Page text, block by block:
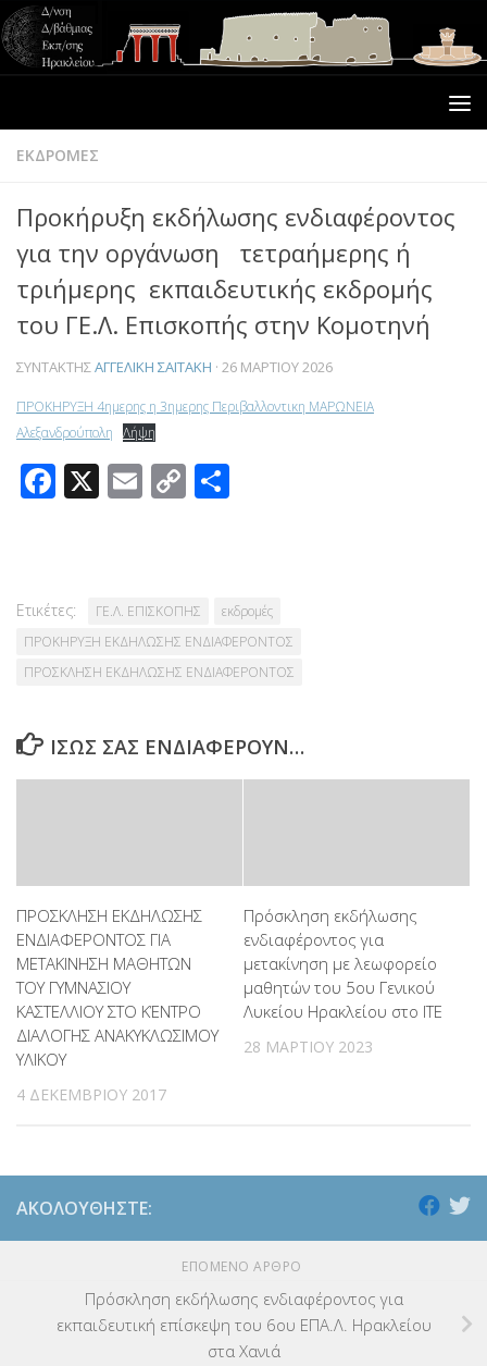
ΕΚΔΡΟΜΕΣ
Προκήρυξη εκδήλωσης ενδιαφέροντος
για την οργάνωση τετραήμερης ή
τριήμερης εκπαιδευτικής εκδρομής
του ΓΕ.Λ. Επισκοπής στην Κομοτηνή
ΣΥΝΤΆΚΤΗΣΑΓΓΕΛΙΚΉ ΣΑΪΤΆΚΗ · 26 ΜΑΡΤΊΟΥ 2026
ΠΡΟΚΗΡΥΞΗ 4ημερης η 3ημερης Περιβαλλοντικη ΜΑΡΩΝΕΙΑ
Αλεξανδρούπολη Λήψη
Facebook
X Email
Copy
Ετικέτες: ΓΕ.Λ. ΕΠΙΣΚΟΠΗΣ
εκδρομές
ΠΡΟΚΗΡΥΞΗ ΕΚΔΗΛΩΣΗΣ ΕΝΔΙΑΦΕΡΟΝΤΟΣ
ΠΡΟΣΚΛΗΣΗ ΕΚΔΗΛΩΣΗΣ ΕΝΔΙΑΦΕΡΟΝΤΟΣ
ΊΣΩΣ ΣΑΣ ΕΝΔΙΑΦΈΡΟΥΝ…
ΠΡΟΣΚΛΗΣΗ ΕΚΔΗΛΩΣΗΣ
ΕΝΔΙΑΦΕΡΟΝΤΟΣ ΓΙΑ
ΜΕΤΑΚΙΝΗΣΗ ΜΑΘΗΤΩΝ
ΤΟΥ ΓΥΜΝΑΣΙΟΥ
ΚΑΣΤΕΛΛΙΟΥ ΣΤΟ ΚΈΝΤΡΟ
ΔΙΑΛΟΓΗΣ ΑΝΑΚΥΚΛΩΣΙΜΟΥ
ΥΛΙΚΟΥ
4 ΔΕΚΕΜΒΡΊΟΥ 2017
Πρόσκληση εκδήλωσης
ενδιαφέροντος για
μετακίνηση με λεωφορείο
μαθητών του 5ου Γενικού
Λυκείου Ηρακλείου στο ΙΤΕ
28 ΜΑΡΤΊΟΥ 2023
ΑΚΟΛΟΥΘΉΣΤΕ:
ΕΠΌΜΕΝΟ ΆΡΘΡΟ
Πρόσκληση εκδήλωσης ενδιαφέροντος για
εκπαιδευτική επίσκεψη του 6ου ΕΠΑ.Λ. Ηρακλείου
στα Χανιά